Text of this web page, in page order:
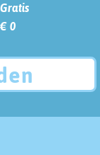
Gratis
€ 0